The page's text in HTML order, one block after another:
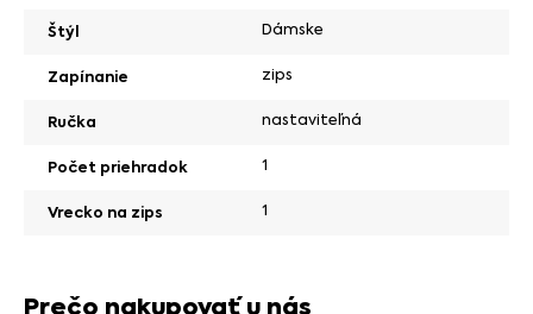
Štýl Dámske
Zapínanie zips
Ručka nastaviteľná
Počet priehradok 1
Vrecko na zips 1